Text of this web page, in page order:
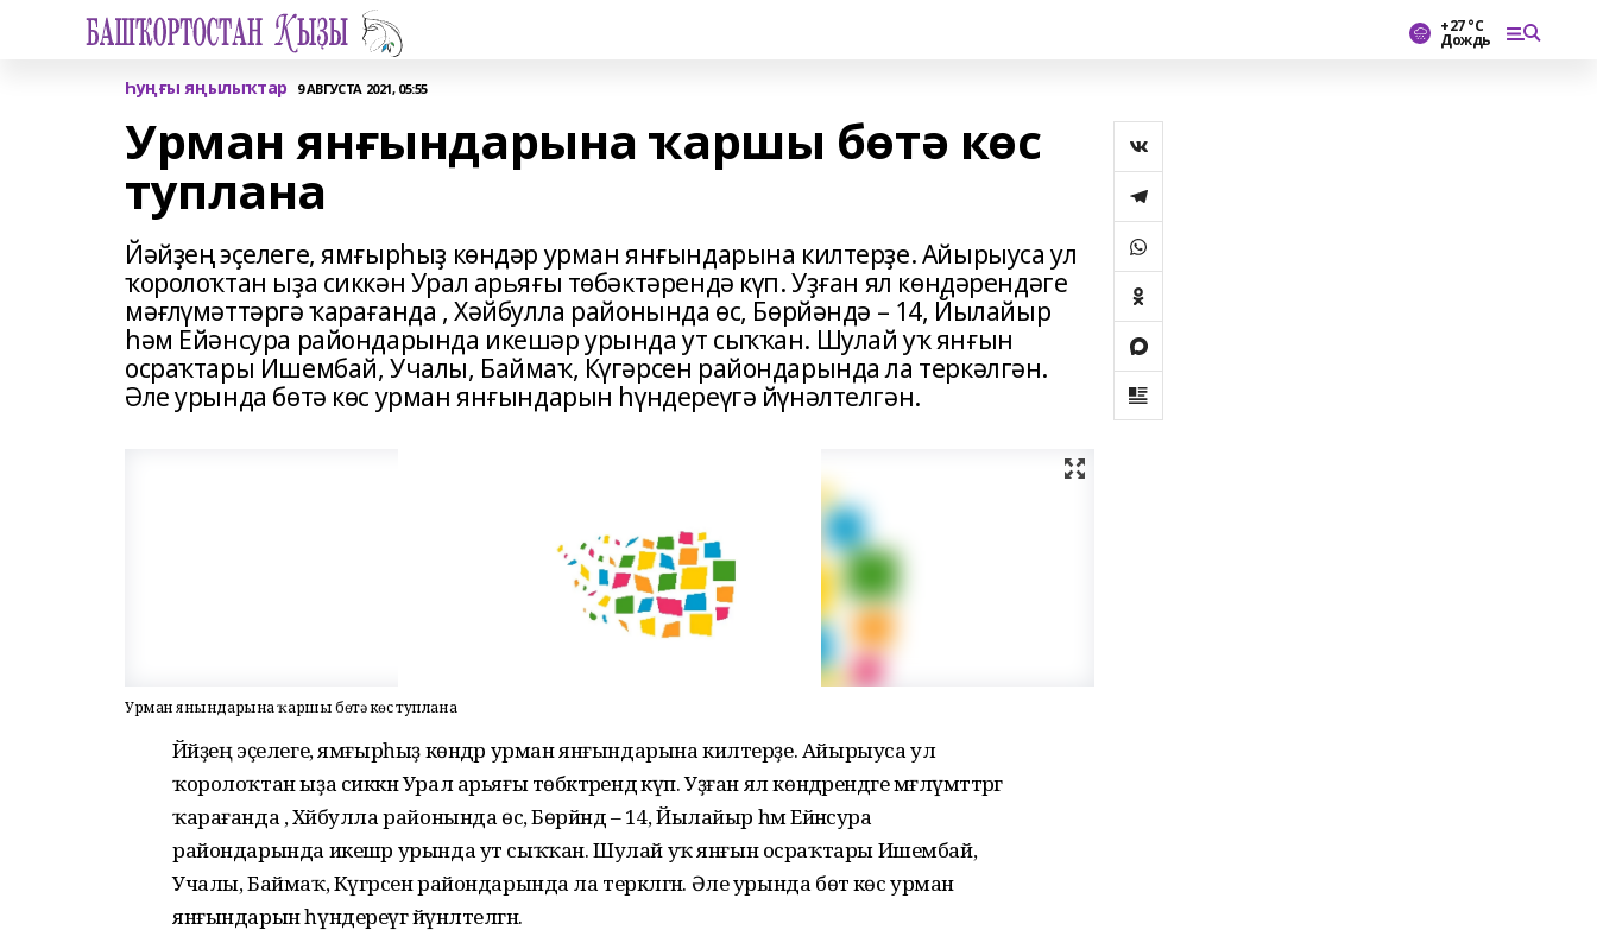
+27 °С
Дождь
Һуңғы яңылыҡтар 9 АВГУСТА 2021, 05:55
Урман янғындарына ҡаршы бөтә көс
туплана
Йәйҙең эҫелеге, ямғырһыҙ көндәр урман янғындарына килтерҙе. Айырыуса ул
ҡоролоҡтан ыҙа сиккән Урал арьяғы төбәктәрендә күп. Уҙған ял көндәрендәге
мәғлүмәттәргә ҡарағанда , Хәйбулла районында өс, Бөрйәндә – 14, Йылайыр
һәм Ейәнсура райондарында икешәр урында ут сыҡҡан. Шулай уҡ янғын
осраҡтары Ишембай, Учалы, Баймаҡ, Күгәрсен райондарында ла теркәлгән.
Әле урында бөтә көс урман янғындарын һүндереүгә йүнәлтелгән.
Урман янғындарына ҡаршы бөтә көс туплана
Йәйҙең эҫелеге, ямғырһыҙ көндәр урман янғындарына килтерҙе. Айырыуса ул
ҡоролоҡтан ыҙа сиккән Урал арьяғы төбәктәрендә күп. Уҙған ял көндәрендәге мәғлүмәттәргә
ҡарағанда , Хәйбулла районында өс, Бөрйәндә – 14, Йылайыр һәм Ейәнсура
райондарында икешәр урында ут сыҡҡан. Шулай уҡ янғын осраҡтары Ишембай,
Учалы, Баймаҡ, Күгәрсен райондарында ла теркәлгән. Әле урында бөтә көс урман
янғындарын һүндереүгә йүнәлтелгән.